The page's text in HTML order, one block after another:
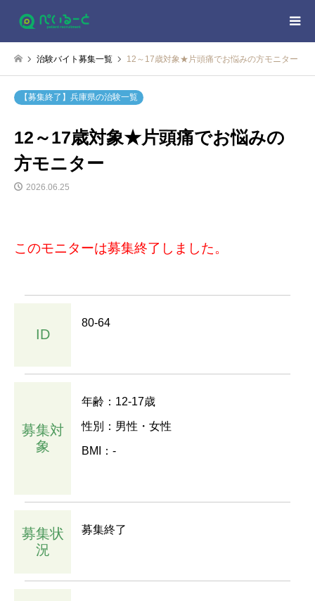
治験バイト募集一覧 12～17歳対象★片頭痛でお悩みの方モニター
【募集終了】兵庫県の治験一覧
12～17歳対象★片頭痛でお悩みの
方モニター
2026.06.25
このモニターは募集終了しました。
ID
80-64
募集対
象
年齢：12-17歳
性別：男性・女性
BMI：-
募集状
況
募集終了